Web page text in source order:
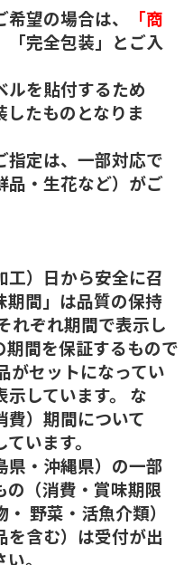
望の場合は、
「商
「完全包装」とご入
ルを貼付するため
たものとなりま
定は、一部対応で
品・生花など）がご
）日から安全に召
期間」は品質の保持
れぞれ期間で表示し
間を保証するもので
がセットになってい
しています。 な
費）期間について
います。
・沖縄県）の一部
の（消費・賞味期限
野菜・活魚介類）
を含む）は受付が出
。